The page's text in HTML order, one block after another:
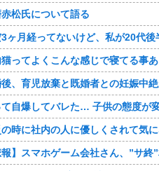
松氏について語る